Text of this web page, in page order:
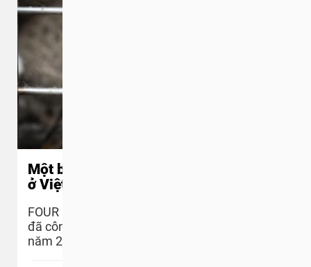
Một báo cáo về nạn buôn bán thịt mèo
ở Việt Nam
FOUR PAWS và tổ chức Change For Animals
đã công bố một nghiên cứu mới vào tháng 8
năm 2020